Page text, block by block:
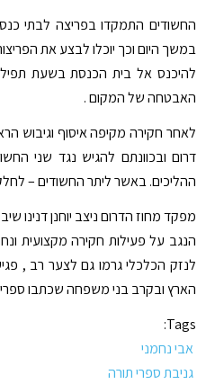
החשודים התמקדו בפריצה לבתי
במשך היום וכך יוכלו לבצע את
להיכנס אל בית הכנסת בשעת
האבטחה של המקום .
לאחר חקירה מקיפה איסוף וגיבוש
דרום ובכוונתם להגיש נגד שני
ההליכים. באשר ליתר החשודים –
מפקד מחוז הדרום ניצב יוחנן דנינו
הנגב על פעילות חקירה מקצועית
לנזק הכלכלי גרמו גם לצער רב ,
הארץ ובקרב בני משפחה שכתבו ספרי
Tags:
אבי נחמני
גניבת ספרי תורה